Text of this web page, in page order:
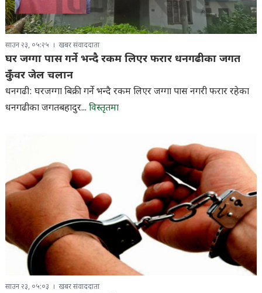
साउन २३, ०५:२५ खबर संवाददाता
घर जग्गा पास गर्ने भन्दै रकम लिएर फरार धनगढीका जगत
कुँवर जेल चलान
धनगढी: घरजग्गा बिक्री गर्ने भन्दै रकम लिएर जग्गा पास नगरी फरार रहेका
धनगढीका जगतबहादुर... विस्तृतमा
साउन २३, ०५:०३ खबर संवाददाता